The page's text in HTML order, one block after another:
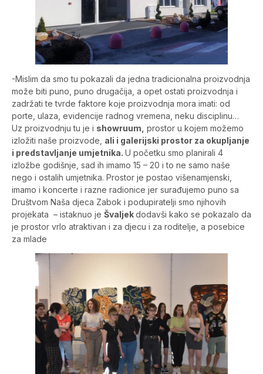
-Mislim da smo tu pokazali da jedna tradicionalna proizvodnja
može biti puno, puno drugačija, a opet ostati proizvodnja i
zadržati te tvrde faktore koje proizvodnja mora imati: od
porte, ulaza, evidencije radnog vremena, neku disciplinu…
Uz proizvodnju tu je i showruum, prostor u kojem možemo
izložiti naše proizvode, ali i galerijski prostor za okupljanje
i predstavljanje umjetnika. U početku smo planirali 4
izložbe godišnje, sad ih imamo 15 – 20 i to ne samo naše
nego i ostalih umjetnika. Prostor je postao višenamjenski,
imamo i koncerte i razne radionice jer surađujemo puno sa
Društvom Naša djeca Zabok i podupiratelji smo njihovih
projekata – istaknuo je Švaljekdodavši kako se pokazalo da
je prostor vrlo atraktivan i za djecu i za roditelje, a posebice
za mlade